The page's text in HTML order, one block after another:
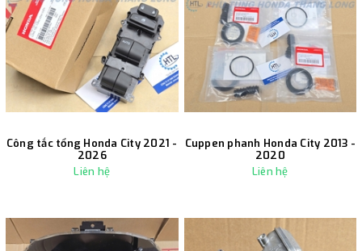
Công tắc tổng Honda City 2021 -
2026
Liên hệ
Cuppen phanh Honda City 2013 -
2020
Liên hệ